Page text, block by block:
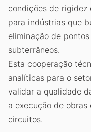
condições de
para indústrias que
eliminação de
subterrâneos.
Esta cooperação
analíticas para o
validar a qualidade
a execução de
circuitos.